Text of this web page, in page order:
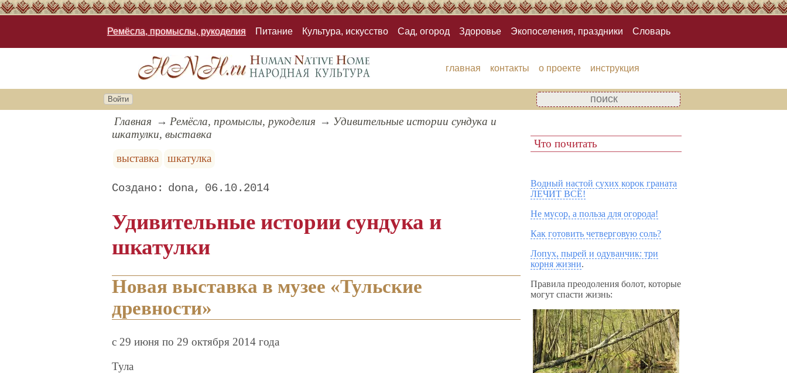
Ремёсла, промыслы, рукоделия Питание Культура, искусство Сад, огород Здоровье Экопоселения, праздники Словарь
главная контакты о проекте инструкция
Войти
Главная Ремёсла, промыслы, рукоделия
Удивительные истории сундука и
шкатулки, выставка
выставка
шкатулка
dona 06.10.2014
Удивительные истории сундука и
шкатулки
Новая выставка в музее «Тульские
древности»
c 29 июня по 29 октября 2014 года
Тула
Что почитать
Водный настой сухих корок граната
ЛЕЧИТ ВСЁ!
Не мусор, а польза для огорода!
Как готовить четверговую соль?
Лопух, пырей и одуванчик: три
корня жизни.
Правила преодоления болот, которые
могут спасти жизнь: